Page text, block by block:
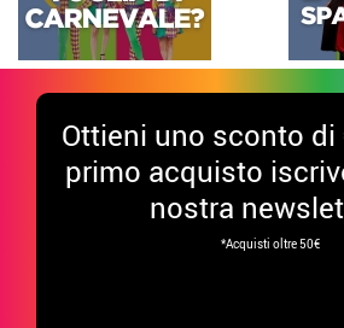
Ottieni uno sconto di
primo acquisto
nostra
*Acquisti oltre 50€